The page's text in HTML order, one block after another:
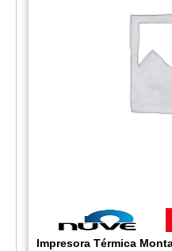
Impresora Térmica